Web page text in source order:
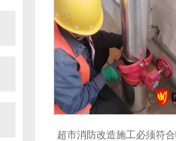
超市消防改造施工必须符